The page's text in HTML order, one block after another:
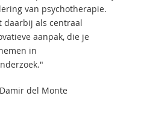
van psychotherapie.
daarbij als centraal
aanpak, die je
in
del Monte